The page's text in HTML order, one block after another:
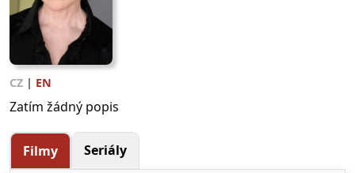
CZ | EN
Zatím žádný popis
Filmy
Seriály